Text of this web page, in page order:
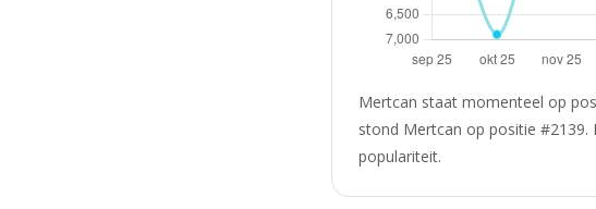
Mertcan staat momenteel op
stond Mertcan op positie #2139.
populariteit.